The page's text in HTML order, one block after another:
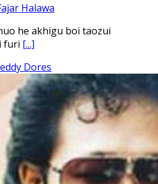
mbawa ba desa’aUhalo ube’e
Ena’o
Fajar Halawa Vocal Rendi Gulo